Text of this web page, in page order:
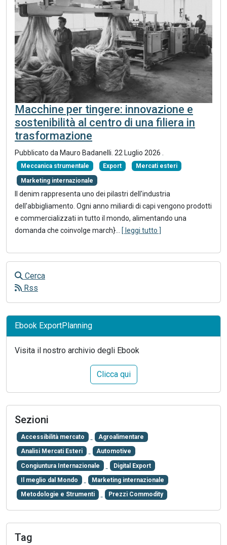
Macchine per tingere: innovazione e
sostenibilità al centro di una filiera in
trasformazione
Pubblicato da Mauro Badanelli 22 Luglio 2026
Meccanica strumentale Export Mercati esteri
Marketing internazionale
Il denim rappresenta uno dei pilastri dell'industria
dell'abbigliamento. Ogni anno miliardi di capi vengono prodotti
e commercializzati in tutto il mondo, alimentando una
domanda che coinvolge march}
[ leggi tutto ]
Cerca
Rss
Ebook ExportPlanning
Visita il nostro archivio degli Ebook
Clicca qui
Sezioni
Accessibilità mercato Agroalimentare
Analisi Mercati Esteri Automotive
Congiuntura Internazionale Digital Export
Il meglio dal Mondo Marketing internazionale
Metodologie e Strumenti Prezzi Commodity
Tag